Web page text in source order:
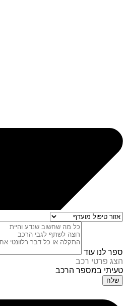
ספר לנו עוד
הצג פרטי רכב
טעיתי במספר הרכב
שלח